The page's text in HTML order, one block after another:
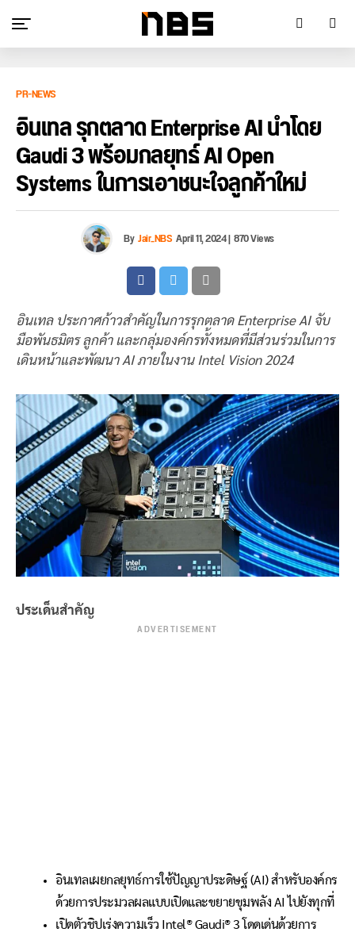
PR-NEWS
อินเทล รุกตลาด Enterprise AI นำโดย
Gaudi 3 พร้อมกลยุทธ์ AI Open
Systems ในการเอาชนะใจลูกค้าใหม่
ByJair_NBSApril 11, 2024|870 Views
อินเทล ประกาศก้าวสำคัญในการรุกตลาด Enterprise AI จับ
มือพันธมิตร ลูกค้า และกลุ่มองค์กรทั้งหมดที่มีส่วนร่วมในการ
เดินหน้าและพัฒนา AI ภายในงาน Intel Vision 2024
ประเด็นสำคัญ
ADVERTISEMENT
อินเทลเผยกลยุทธ์การใช้ปัญญาประดิษฐ์ (AI) สำหรับองค์กร
ด้วยการประมวลผลแบบเปิดและขยายขุมพลัง AI ไปยังทุกที่
เปิดตัวชิปเร่งความเร็ว Intel® Gaudi® 3 โดดเด่นด้วยการ